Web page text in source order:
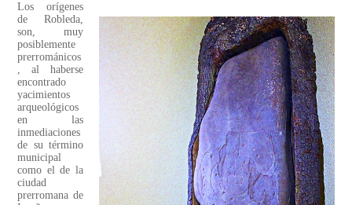
Los orígenes
de Robleda,
son, muy
posiblemente
prerrománicos
, al haberse
encontrado
yacimientos
arqueológicos
en las
inmediaciones
de su término
municipal
como el de la
ciudad
prerromana de